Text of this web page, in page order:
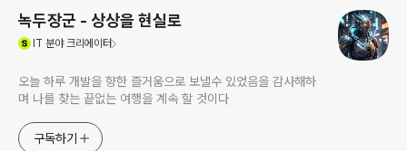
녹두장군 - 상상을 현실로
IT 분야 크리에이터
오늘 하루 개발을 향한 즐거움으로 보낼수 있었음을 감사해하
며 나를 찾는 끝없는 여행을 계속 할 것이다
구독하기